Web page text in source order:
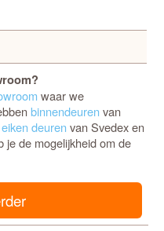
waar we
binnendeuren van
eiken deuren van Svedex en
je de mogelijkheid om de